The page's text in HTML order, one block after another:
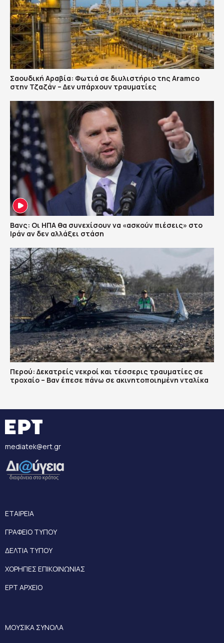
Σαουδική Αραβία: Φωτιά σε διυλιστήριο της Aramco
στην Τζαζάν – Δεν υπάρχουν τραυματίες
Βανς: Οι ΗΠΑ θα συνεχίσουν να «ασκούν πιέσεις» στο
Ιράν αν δεν αλλάξει στάση
Περού: Δεκατρείς νεκροί και τέσσερις τραυματίες σε
τροχαίο – Βαν έπεσε πάνω σε ακινητοποιημένη νταλίκα
mediatek@ert.gr
ΕΤΑΙΡΕΙΑ
ΓΡΑΦΕΙΟ ΤΥΠΟΥ
ΔΕΛΤΙΑ ΤΥΠΟΥ
ΧΟΡΗΓΙΕΣ ΕΠΙΚΟΙΝΩΝΙΑΣ
ΕΡΤ ΑΡΧΕΙΟ
ΜΟΥΣΙΚΑ ΣΥΝΟΛΑ